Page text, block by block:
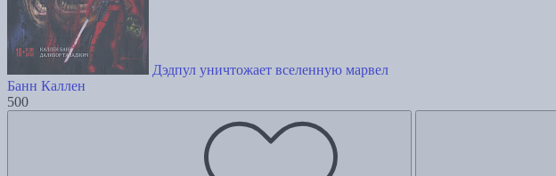
Дэдпул уничтожает вселенную марвел
Банн Каллен
500